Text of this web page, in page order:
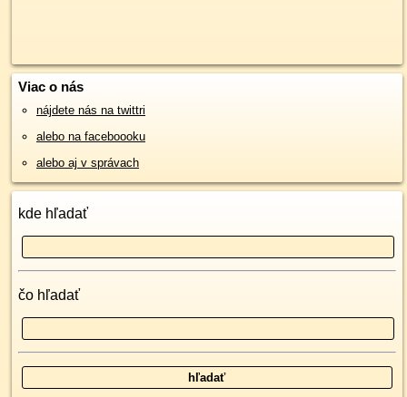
Viac o nás
nájdete nás na twittri
alebo na faceboooku
alebo aj v správach
kde hľadať
čo hľadať